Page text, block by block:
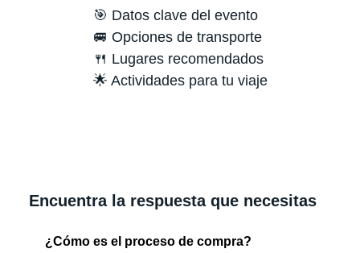
🎯 Datos clave del evento
🚐 Opciones de transporte
🍴 Lugares recomendados
🌟 Actividades para tu viaje
Encuentra la respuesta que necesitas
¿Cómo es el proceso de compra?